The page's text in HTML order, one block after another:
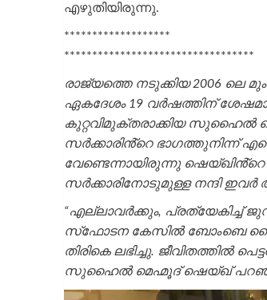
എഴുതിയിരുന്നു.
**********************************
രാജ്യത്തെ നടുക്കിയ 2006 ലെ
ഏകദേശം 19 വർഷത്തിന്
കുറ്റവിമുക്തരാക്കിയ സുഹൈൽ
സർക്കാരിൻ്റെ ഭാഗത്തുനിന്ന്
വേണ്ടെന്നായിരുന്നു
സര്‍ക്കാരിനോടുമുള്ള നന്ദി ഇവര്‍
“എല്ലാവർക്കും, പ്രത്യേകിച്ച്
സ്‌ഫോടന കേസിൽ ബോംബെ
തിരികെ ലഭിച്ചു. ജീവിതത്തില്‍
സുഹൈൽ മെഹ്മൂദ് ഷെയ്ഖ്